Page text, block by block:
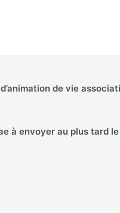
de vie
à envoyer au plus tard